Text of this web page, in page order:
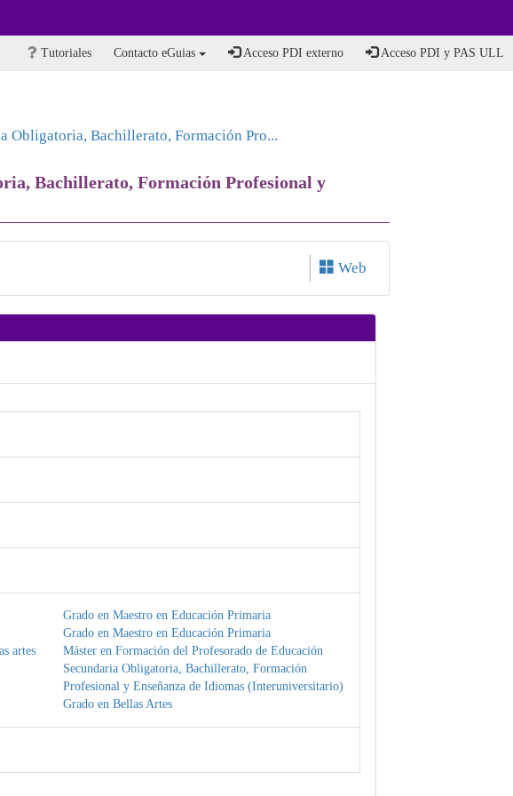
Tutoriales Contacto eGuias Acceso PDI externo Acceso PDI y PAS ULL
Obligatoria, Bachillerato, Formación Pro...
Bachillerato, Formación Profesional y
Web
Grado en Maestro en Educación Primaria
Grado en Maestro en Educación Primaria
artes
Máster en Formación del Profesorado de Educación
Secundaria Obligatoria, Bachillerato, Formación
Profesional y Enseñanza de Idiomas (Interuniversitario)
Grado en Bellas Artes